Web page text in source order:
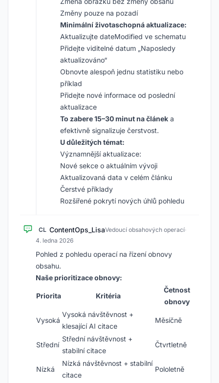
Změny pouze na pozadí
Minimální životaschopná aktualizace:
Aktualizujte dateModified ve schematu
Přidejte viditelné datum „Naposledy
aktualizováno“
Obnovte alespoň jednu statistiku nebo
příklad
Přidejte nové informace od poslední
aktualizace
To zabere 15–30 minut na článek a
efektivně signalizuje čerstvost.
U důležitých témat:
Významnější aktualizace:
Nové sekce o aktuálním vývoji
Aktualizovaná data v celém článku
Čerstvé příklady
Rozšířené pokrytí nových úhlů pohledu
CL ContentOps_LisaVedoucí obsahových operací·
4. ledna 2026
Pohled z pohledu operací na řízení obnovy
obsahu.
Naše prioritizace obnovy:
Priorita Kritéria
Četnost
obnovy
Vysoká
Vysoká návštěvnost +
klesající AI citace
Měsíčně
Střední
Střední návštěvnost +
stabilní citace
Čtvrtletně
Nízká
Nízká návštěvnost + stabilní
citace
Pololetně